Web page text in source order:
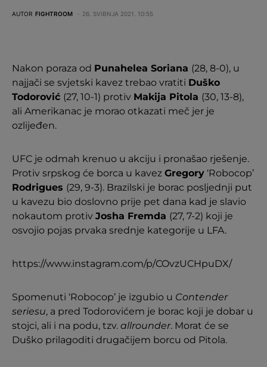
AUTOR FIGHTROOM 26. SVIBNJA 2021. 10:55
Nakon poraza od Punahelea Soriana (28, 8-0), u
najjači se svjetski kavez trebao vratiti Duško
Todorović (27, 10-1) protiv Makija Pitola (30, 13-8),
ali Amerikanac je morao otkazati meč jer je
ozlijeđen.
UFC je odmah krenuo u akciju i pronašao rješenje.
Protiv srpskog će borca u kavez Gregory ‘Robocop’
Rodrigues (29, 9-3). Brazilski je borac posljednji put
u kavezu bio doslovno prije pet dana kad je slavio
nokautom protiv Josha Fremda (27, 7-2) koji je
osvojio pojas prvaka srednje kategorije u LFA.
https://www.instagram.com/p/COvzUCHpuDX/
Spomenuti ‘Robocop’ je izgubio u Contender
seriesu, a pred Todorovićem je borac koji je dobar u
stojci, ali i na podu, tzv. allrounder. Morat će se
Duško prilagoditi drugačijem borcu od Pitola.